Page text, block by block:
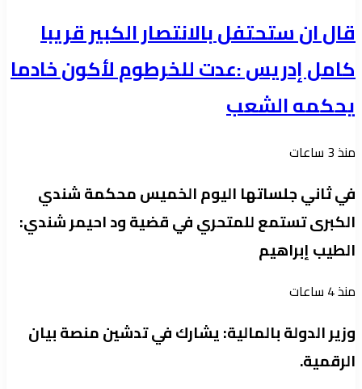
قال ان ستحتفل بالانتصار الكبير قريبا
كامل إدريس :عدت للخرطوم لأكون خادما
يحكمه الشعب
منذ 3 ساعات
في ثاني جلساتها اليوم الخميس محكمة شندي
الكبرى تستمع للمتحري في قضية ود احيمر شندي:
الطيب إبراهيم
منذ 4 ساعات
وزير الدولة بالمالية: يشارك في تدشين منصة بيان
الرقمية.